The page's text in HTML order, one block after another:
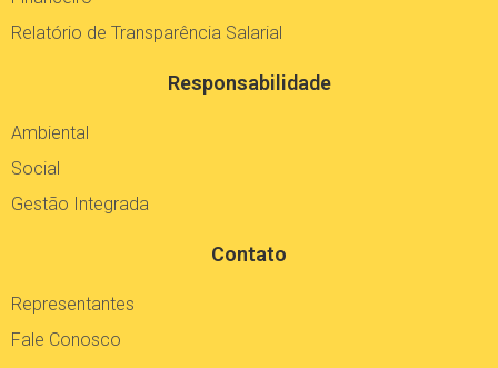
Relatório de Transparência Salarial
Responsabilidade
Ambiental
Social
Gestão Integrada
Contato
Representantes
Fale Conosco